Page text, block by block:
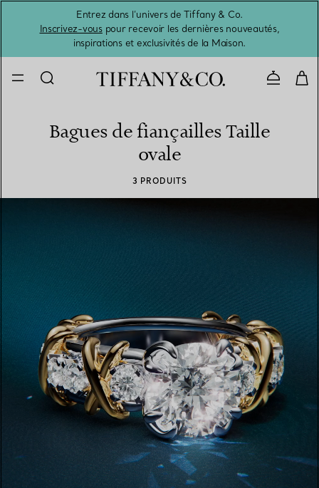
Entrez dans l’univers de Tiffany & Co.
Inscrivez-vouspour recevoir les dernières nouveautés,
inspirations et exclusivités de la Maison.
Bagues de fiançailles Taille
ovale
3 PRODUITS